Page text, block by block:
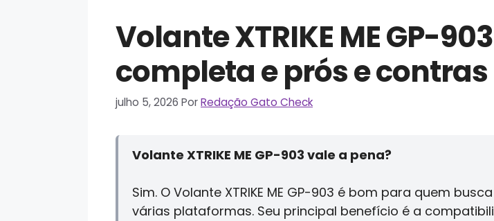
Volante XTRIKE ME GP-
completa e prós e contras
julho 5, 2026 PorRedação Gato Check
Volante XTRIKE ME GP-903 vale a pena?
Sim. O Volante XTRIKE ME GP-903 é bom para quem
várias plataformas. Seu principal benefício é a